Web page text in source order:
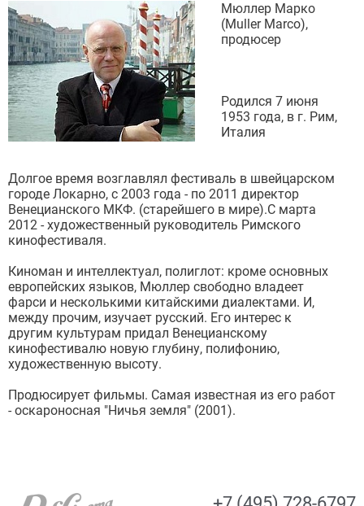
Мюллер Марко
(Muller Marco),
продюсер
Родился 7 июня
1953 года, в г. Рим,
Италия
Долгое время возглавлял фестиваль в швейцарском
городе Локарно, с 2003 года - по 2011 директор
Венецианского МКФ. (старейшего в мире).С марта
2012 - художественный руководитель Римского
кинофестиваля.
Киноман и интеллектуал, полиглот: кроме основных
европейских языков, Мюллер свободно владеет
фарси и несколькими китайскими диалектами. И,
между прочим, изучает русский. Его интерес к
другим культурам придал Венецианскому
кинофестивалю новую глубину, полифонию,
художественную высоту.
Продюсирует фильмы. Самая известная из его работ
- оскароносная "Ничья земля" (2001).